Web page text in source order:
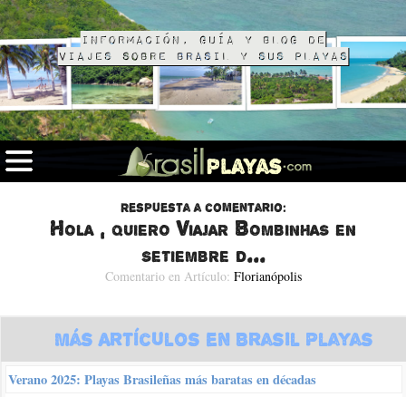
Información, guía y blog de
viajes sobre Brasil y sus playas
Respuesta a comentario:
Hola , quiero Viajar Bombinhas en
setiembre d...
Comentario en Artículo: Florianópolis
Más Artículos en Brasil Playas
Verano 2025: Playas Brasileñas más baratas en décadas